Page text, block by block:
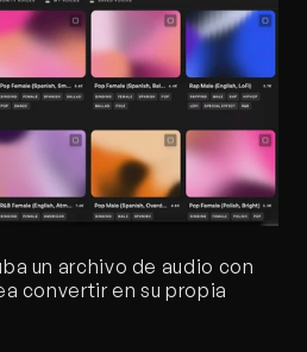
un archivo de audio con
convertir en su propia